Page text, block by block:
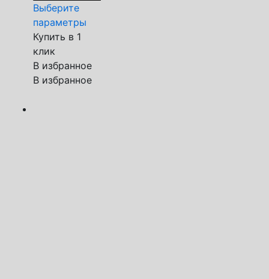
Выберите
параметры
Купить в 1
клик
В избранное
В избранное